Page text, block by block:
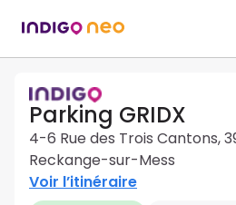
Parking GRIDX
4-6 Rue des Trois Cantons,
Reckange-sur-Mess
Voir l’itinéraire